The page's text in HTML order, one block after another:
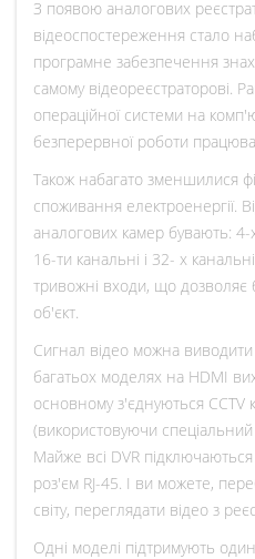
З появою аналогових
відеоспостереження стало
програмне забезпечення
самому відеореєстраторові.
операційної системи на
безперервної роботи
Також набагато зменшилися
споживання електроенергії.
аналогових камер бувають: 4-
16-ти канальні і 32- х
тривожні входи, що дозволяє
об'єкт.
Сигнал відео можна виводити
багатьох моделях на HDMI
основному з'єднуються
(використовуючи
Майже всі DVR підключаються
роз'єм RJ-45. І ви можете,
світу, переглядати відео з
Одні моделі підтримують